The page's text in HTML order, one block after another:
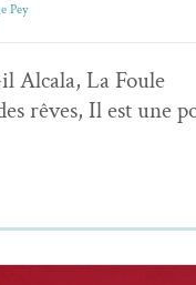
Pey
Alcala, La Foule
rêves, Il est une